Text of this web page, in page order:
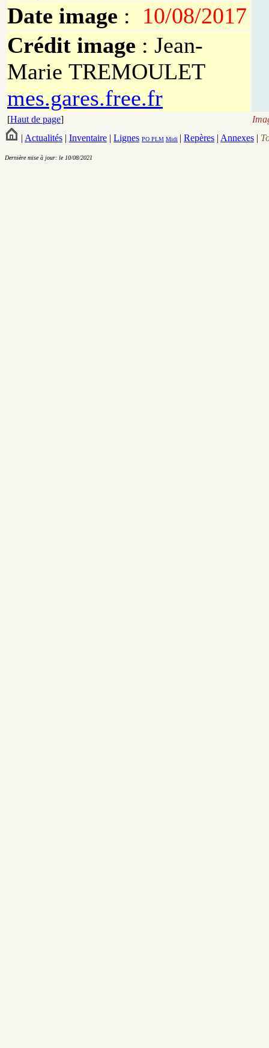
Date image : 10/08/2017
Crédit image : Jean-
Marie TREMOULET
mes.gares.free.fr
[Haut de page]
| Actualités | Inventaire | Lignes PO PLM Midi | Repères | Annexes |
Dernière mise à jour: le 10/08/2021